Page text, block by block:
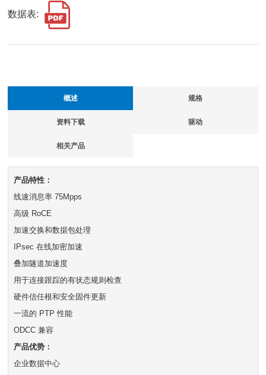
数据表:
概述 规格
资料下载 驱动
相关产品
产品特性：
线速消息率 75Mpps
高级 RoCE
加速交换和数据包处理
IPsec 在线加密加速
叠加隧道加速度
用于连接跟踪的有状态规则检查
硬件信任根和安全固件更新
一流的 PTP 性能
ODCC 兼容
产品优势：
企业数据中心